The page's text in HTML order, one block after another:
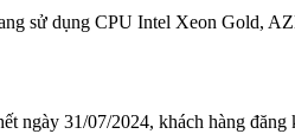
sử dụng CPU Intel Xeon Gold,
ngày 31/07/2024, khách hàng